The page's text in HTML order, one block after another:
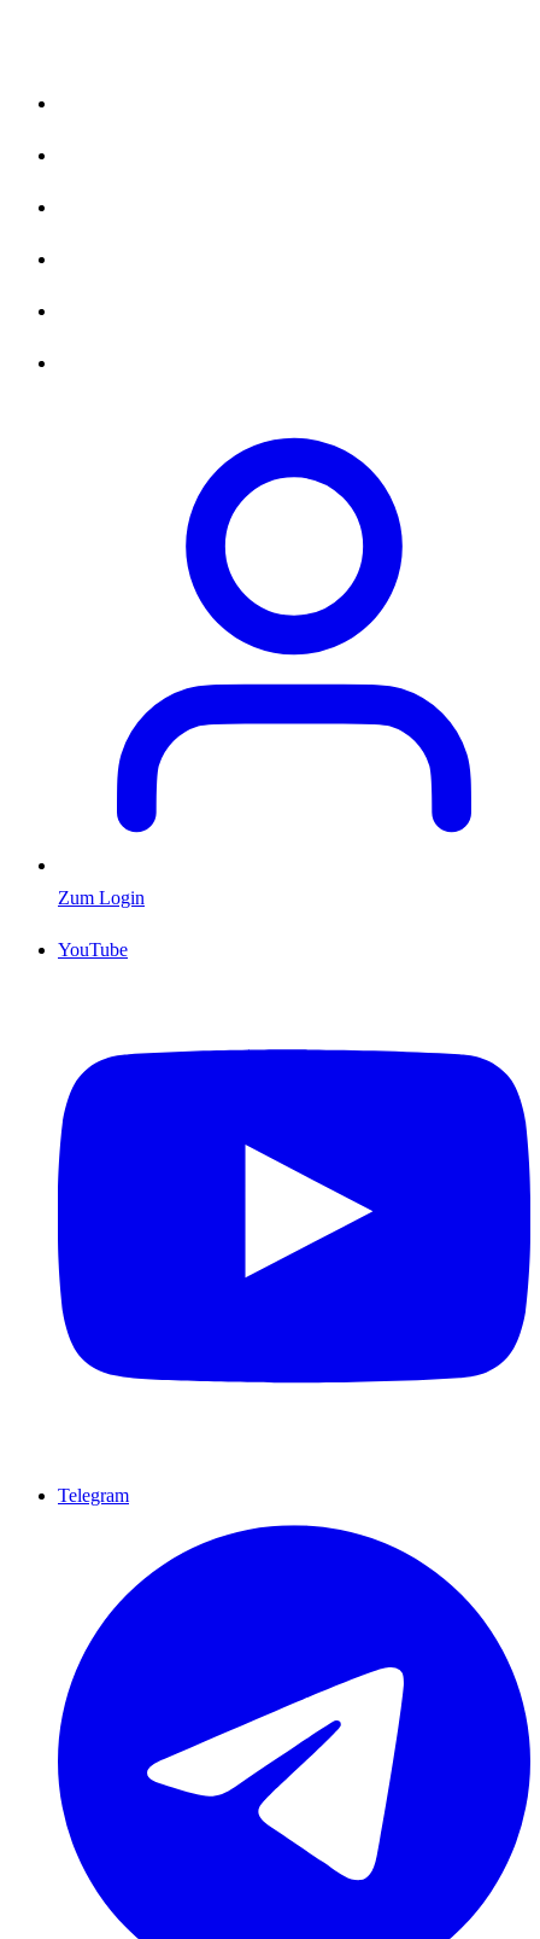
Zum Login
YouTube
Telegram